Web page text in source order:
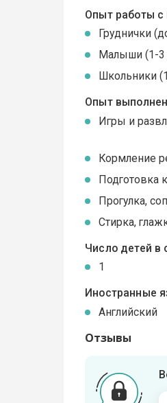
Опыт работы с
Груднички
Малыши (1-3
Школьники
Опыт
Игры и
Кормление
Подготовка
Прогулка,
Стирка,
Число детей в
1
Иностранные
Английский
Отзывы